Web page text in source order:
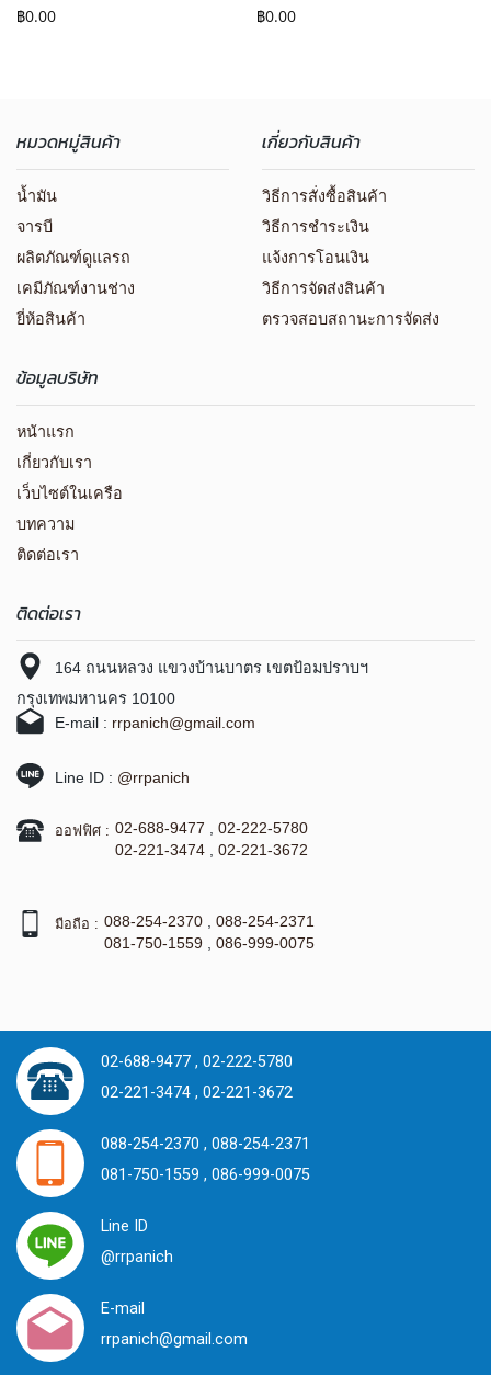
฿0.00 ฿0.00
หมวดหมู่สินค้า
น้ำมัน
จารบี
ผลิตภัณฑ์ดูแลรถ
เคมีภัณฑ์งานช่าง
ยี่ห้อสินค้า
เกี่ยวกับสินค้า
วิธีการสั่งซื้อสินค้า
วิธีการชำระเงิน
แจ้งการโอนเงิน
วิธีการจัดส่งสินค้า
ตรวจสอบสถานะการจัดส่ง
ข้อมูลบริษัท
หน้าแรก
เกี่ยวกับเรา
เว็บไซต์ในเครือ
บทความ
ติดต่อเรา
ติดต่อเรา
164 ถนนหลวง แขวงบ้านบาตร เขตป้อมปราบฯ
กรุงเทพมหานคร 10100
E-mail : rrpanich@gmail.com
Line ID : @rrpanich
ออฟฟิศ : 02-688-9477
02-222-5780
02-221-3474
02-221-3672
มือถือ : 088-254-2370
088-254-2371
081-750-1559
086-999-0075
02-688-9477 ,02-222-5780
02-221-3474 ,02-221-3672
088-254-2370 ,088-254-2371
081-750-1559 ,086-999-0075
Line ID
@rrpanich
E-mail
rrpanich@gmail.com